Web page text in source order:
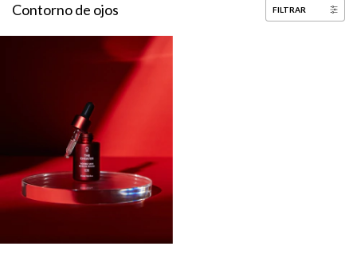
Contorno de ojos FILTRAR